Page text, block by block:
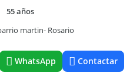
55 años
martin- Rosario
WhatsApp Contactar